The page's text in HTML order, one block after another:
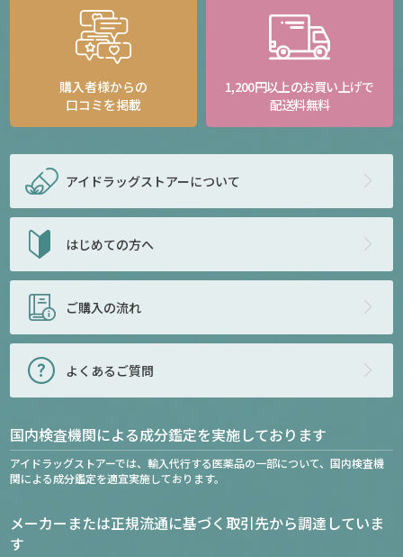
購入者様からの
口コミを掲載
1,200円以上のお買い上げで
配送料無料
アイドラッグストアーについて
はじめての方へ
ご購入の流れ
よくあるご質問
国内検査機関による成分鑑定を実施しております
アイドラッグストアーでは、輸入代行する医薬品の一部について、国内検査機
関による成分鑑定を適宜実施しております。
メーカーまたは正規流通に基づく取引先から調達していま
す